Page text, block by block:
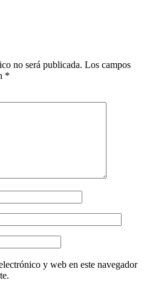
no será publicada. Los campos
*
y web en este navegador